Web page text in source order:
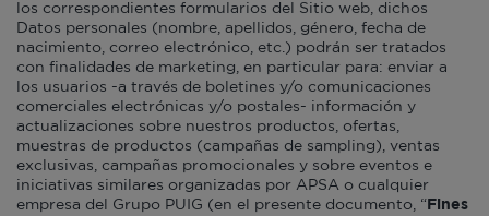
los correspondientes formularios del Sitio web, dichos
Datos personales (nombre, apellidos, género, fecha de
nacimiento, correo electrónico, etc.) podrán ser tratados
con finalidades de marketing, en particular para: enviar a
los usuarios -a través de boletines y/o comunicaciones
comerciales electrónicas y/o postales- información y
actualizaciones sobre nuestros productos, ofertas,
muestras de productos (campañas de sampling), ventas
exclusivas, campañas promocionales y sobre eventos e
iniciativas similares organizadas por APSA o cualquier
empresa del Grupo PUIG (en el presente documento, “ Fines